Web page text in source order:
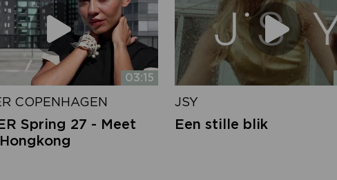
03:15
COPENHAGEN
Spring 27 - Meet
JSY
Een stille blik